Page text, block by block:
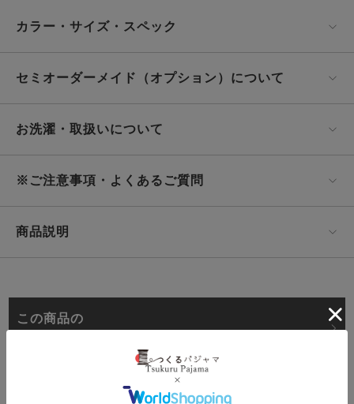
カラー・サイズ・スペック
セミオーダーメイド（オプション）について
お洗濯・取扱いについて
※ご注意事項・よくあるご質問
商品説明
この商品の